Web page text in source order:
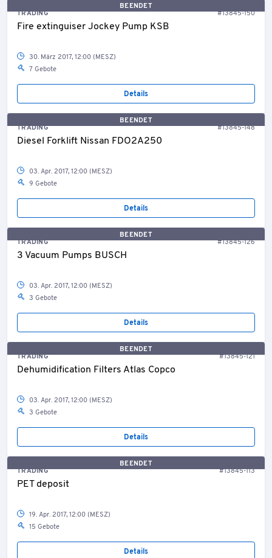
BEENDET
TRADING
#13845-150
Fire extinguiser Jockey Pump KSB
30. März 2017, 12:00 (MESZ)
7 Gebote
Details
BEENDET
TRADING
#13845-148
Diesel Forklift Nissan FDO2A250
03. Apr. 2017, 12:00 (MESZ)
9 Gebote
Details
BEENDET
TRADING
#13845-126
3 Vacuum Pumps BUSCH
03. Apr. 2017, 12:00 (MESZ)
3 Gebote
Details
BEENDET
TRADING
#13845-121
Dehumidification Filters Atlas Copco
03. Apr. 2017, 12:00 (MESZ)
3 Gebote
Details
BEENDET
TRADING
#13845-113
PET deposit
19. Apr. 2017, 12:00 (MESZ)
15 Gebote
Details